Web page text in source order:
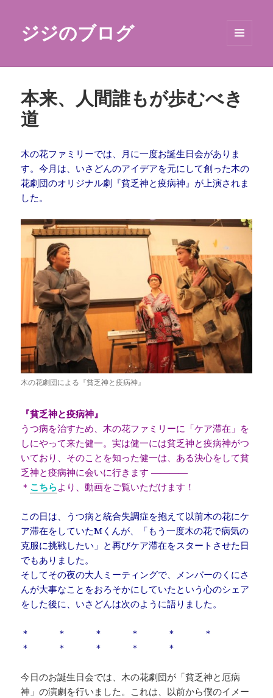
ジジのブログ
本来、人間誰もが歩むべき
道
木の花ファミリーでは、月に一度お誕生日会がありま
す。今月は、いさどんのアイデアを元にして創った木の
花劇団のオリジナル劇『貧乏神と疫病神』が上演されま
した。
木の花劇団による『貧乏神と疫病神』
『貧乏神と疫病神』
うつ病を治すため、木の花ファミリーに「ケア滞在」を
しにやって来た健一。実は健一には貧乏神と疫病神がつ
いており、そのことを知った健一は、ある決心をして貧
乏神と疫病神に会いに行きます ――――
＊ こちらより、動画をご覧いただけます！
この日は、うつ病と統合失調症を抱えて以前木の花にケ
ア滞在をしていたMくんが、「もう一度木の花で病気の
克服に挑戦したい」と再びケア滞在をスタートさせた日
でもありました。
そしてその夜の大人ミーティングで、メンバーのくにさ
んが大事なことをおろそかにしていたという心のシェア
をした後に、いさどんは次のように語りました。
＊ ＊ ＊ ＊ ＊ ＊
＊ ＊ ＊ ＊ ＊
今日のお誕生日会では、木の花劇団が「貧乏神と厄病
神」の演劇を行いました。これは、以前から僕のイメー